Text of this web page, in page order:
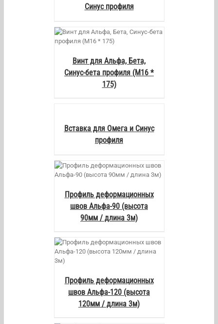
Синус профиля
Винт для Альфа, Бета,
Синус-бета профиля (M16 *
175)
Вставка для Омега и Синус
профиля
Профиль деформационных
швов Альфа-90 (высота
90мм / длина 3м)
Профиль деформационных
швов Альфа-120 (высота
120мм / длина 3м)